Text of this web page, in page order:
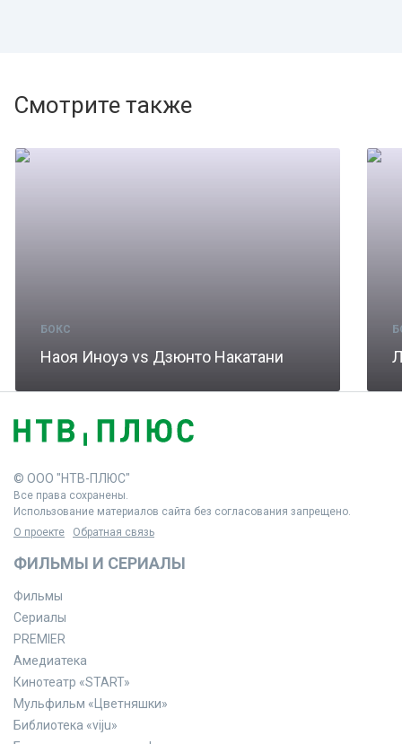
Смотрите также
БОКС
Наоя Иноуэ vs Дзюнто Накатани
© ООО "НТВ-ПЛЮС"
Все права сохранены.
Использование материалов сайта без согласования запрещено.
О проекте
Обратная связь
ФИЛЬМЫ И СЕРИАЛЫ
Фильмы
Сериалы
PREMIER
Амедиатека
Кинотеатр «START»
Мульфильм «Цветняшки»
Библиотека «viju»